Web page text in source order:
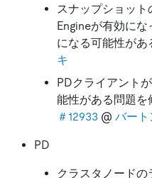
スナップショッ
Engineが有効に
になる可能性があ
キ
PDクライアント
能性がある問題を
＃12933 @ バート
PD
クラスタノード